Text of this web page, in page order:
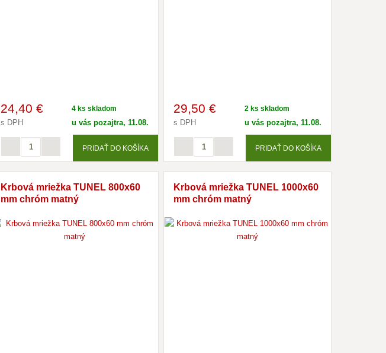
24,40 €
s DPH
4 ks skladom
u vás pozajtra, 11.08.
PRIDAŤ DO KOŠÍKA
29,50 €
s DPH
2 ks skladom
u vás pozajtra, 11.08.
PRIDAŤ DO KOŠÍKA
Krbová mriežka TUNEL 800x60
mm chróm matný
Krbová mriežka TUNEL 1000x60
mm chróm matný